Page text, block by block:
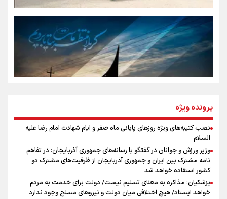
رسانه ملی و حق مردم برای شنیدن صدای رئیس‌جمهوری
روایت ایران از کنار مردم
جمله‌ای که بغض چهارماهه را شکست؛ «آهای مردم، آقا از
تهران رفتند»
سه حسرتی که به دلم ماند
اینفو برنا / توصیه‌هایی طلایی برای پیاده روی اربعین
پرونده ویژه
نصب کتیبه‌های ویژه روزهای پایانی ماه صفر و ایام شهادت امام رضا علیه
السلام
وزیر ورزش و جوانان در گفتگو با رسانه‌های جمهوری آذربایجان: در تفاهم
نامه مشترک بین ایران و جمهوری آذربایجان از ظرفیت‌های مشترک دو
کشور استفاده خواهد شد
پزشکیان: مذاکره به معنای تسلیم نیست/ دولت برای خدمت به مردم
خواهد ایستاد/ هیچ اختلافی میان دولت و نیروهای مسلح وجود ندارد